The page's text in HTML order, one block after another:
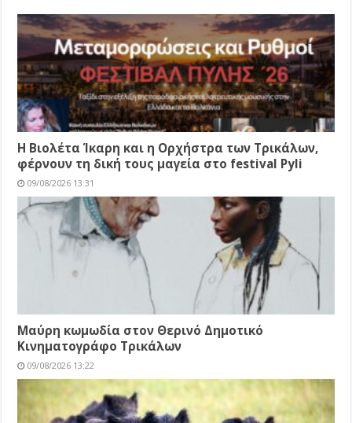
Η Βιολέτα Ίκαρη και η Ορχήστρα των Τρικάλων,
φέρνουν τη δική τους μαγεία στο festival Pyli
09/08/2026 13:31
Μαύρη κωμωδία στον Θερινό Δημοτικό
Κινηματογράφο Τρικάλων
09/08/2026 13:22